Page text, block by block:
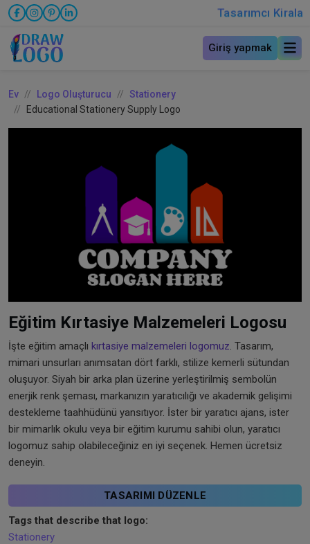
Tasarımcı Kirala
Giriş yapmak
Ev Logo Oluşturucu
Stationery
Educational Stationery Supply Logo
Eğitim Kırtasiye Malzemeleri Logosu
İşte eğitim amaçlı kırtasiye malzemeleri logomuz . Tasarım,
mimari unsurları anımsatan dört farklı, stilize kemerli sütundan
oluşuyor. Siyah bir arka plan üzerine yerleştirilmiş sembolün
enerjik renk şeması, markanızın yaratıcılığı ve akademik gelişimi
destekleme taahhüdünü yansıtıyor. İster bir yaratıcı ajans, ister
bir mimarlık okulu veya bir eğitim kurumu sahibi olun, yaratıcı
logomuz sahip olabileceğiniz en iyi seçenek. Hemen ücretsiz
deneyin.
TASARIMI DÜZENLE
Tags that describe that logo:
Stationery